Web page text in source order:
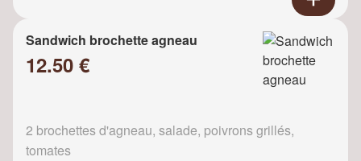
Sandwich brochette agneau
12.50 €
2 brochettes d'agneau, salade, poivrons grillés,
tomates